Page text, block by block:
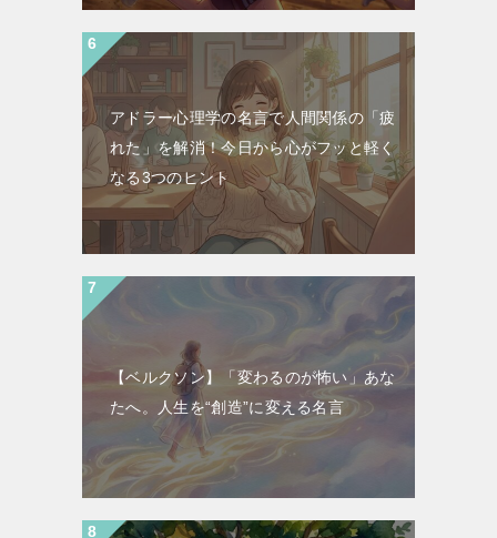
アドラー心理学の名言で人間関係の「疲
れた」を解消！今日から心がフッと軽く
なる3つのヒント
【ベルクソン】「変わるのが怖い」あな
たへ。人生を“創造”に変える名言